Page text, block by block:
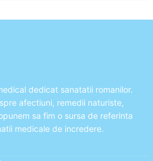
dedicat sanatatii romanilor.
afectiuni, remedii naturiste,
sa fim o sursa de referinta
medicale de incredere.